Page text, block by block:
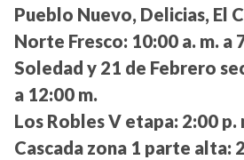
Pueblo Nuevo, Delicias, El
Norte Fresco: 10:00 a. m. a
Soledad y 21 de Febrero
a 12:00 m.
Los Robles V etapa: 2:00 p.
Cascada zona 1 parte alta: